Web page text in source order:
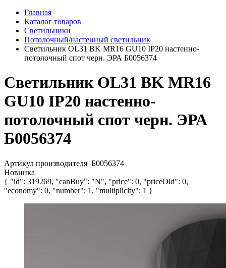
Главная
Каталог товаров
Светильники
Потолочный/настенный светильник
Светильник OL31 BK MR16 GU10 IP20 настенно-
потолочный спот черн. ЭРА Б0056374
Светильник OL31 BK MR16
GU10 IP20 настенно-
потолочный спот черн. ЭРА
Б0056374
Артикул производителя Б0056374
Новинка
{ "id": 319269, "canBuy": "N", "price": 0, "priceOld": 0,
"economy": 0, "number": 1, "multiplicity": 1 }